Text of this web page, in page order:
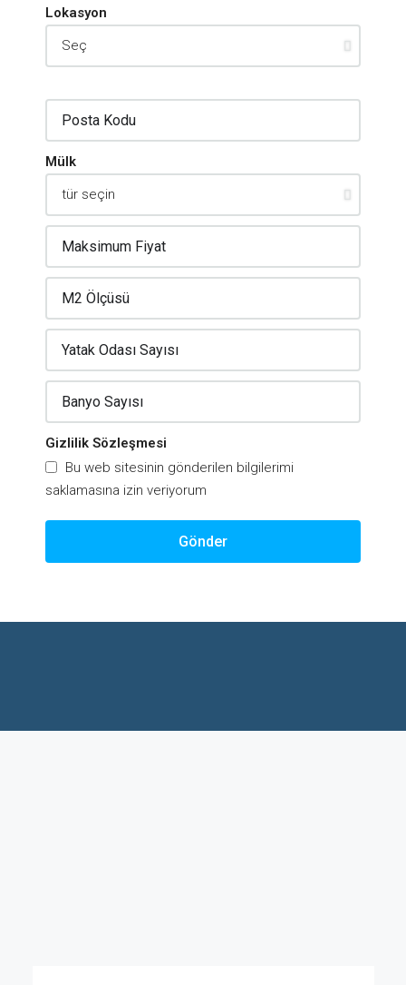
Lokasyon
Mülk
Gizlilik Sözleşmesi
Bu web sitesinin gönderilen bilgilerimi
saklamasına izin veriyorum
Gönder